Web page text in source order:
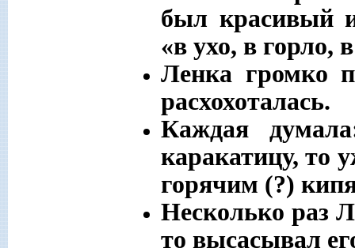
был красивый
«в ухо, в горло,
Ленка громко
расхохоталась.
Каждая
каракатицу, то
горячим (?)
Несколько раз
то высасывал